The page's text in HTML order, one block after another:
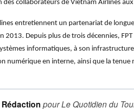
des collaborateurs de Vietnam Airlines
entretiennent un partenariat de
2013. Depuis plus de trois décennies,
informatiques, à son
numérique en interne, ainsi que la tenue
Rédaction pourLe Quotidien du